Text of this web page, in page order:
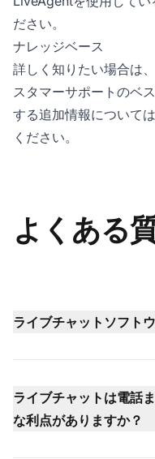
ださい。
ナレッジベース
詳しく知りたい場合は
スタマーサポートのベ
する追加情報について
ください。
よくある
ライブチャットソフト
ライブチャットは電話
な利点がありますか？